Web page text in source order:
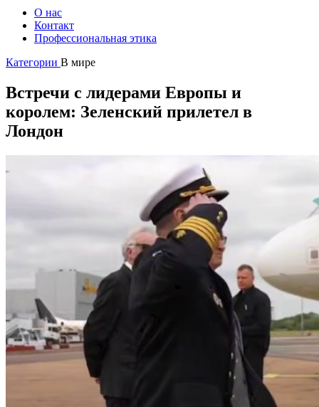
О нас
Контакт
Профессиональная этика
Категории В мире
Встречи с лидерами Европы и
королем: Зеленский прилетел в
Лондон